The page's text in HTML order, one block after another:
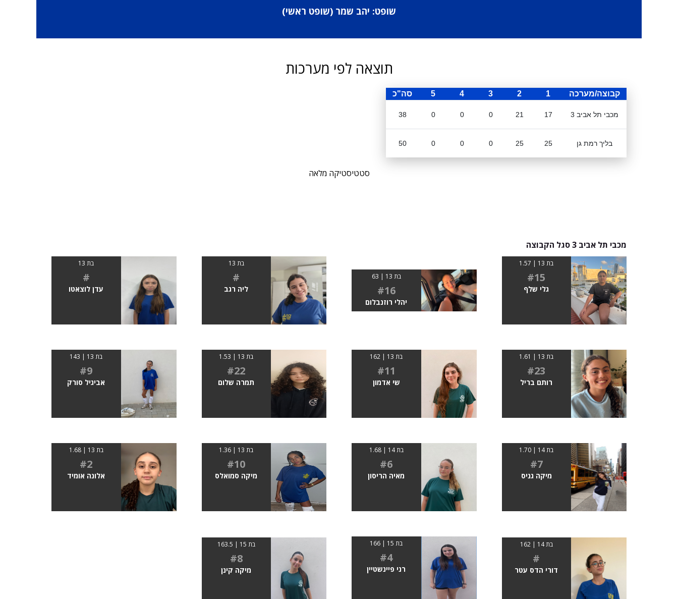
שופט: יהב שמר (שופט ראשי)
תוצאה לפי מערכות
קבוצה/מערכה 1
2
3
4
5 סה"כ
מכבי תל אביב 3 17
21
0
0
0
38
בליך רמת גן 25
25
0
0
0
50
סטטיסטיקה מלאה
מכבי תל אביב 3 סגל הקבוצה
בת 13 | 1.57
#15
גלי שלף
בת 13 | 63
#16
יהלי רוזנבלום
בת 13
#
ליה רגב
בת 13
#
עדן לוצאטו
בת 13 | 1.61
#23
רותם בריל
בת 13 | 162
#11
שי אדמון
בת 13 | 1.53
#22
תמרה שלום
בת 13 | 143
#9
אביגיל סורק
בת 14 | 1.70
#7
מיקה גניס
בת 14 | 1.68
#6
מאיה הריסון
בת 13 | 1.36
#10
מיקה סמואלס
בת 13 | 1.68
#2
אלונה אומיד
בת 14 | 162
#
דורי הדס עטר
בת 15 | 166
#4
רני פיינשטיין
בת 15 | 163.5
#8
מיקה קינן